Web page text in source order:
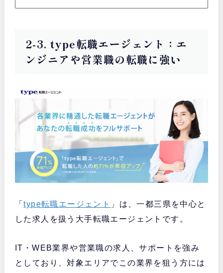
2-3. type転職エージェント：エ
ンジニアや営業職の転職に強い
「type転職エージェント 」は、一都三県を中心と
した求人を扱う大手転職エージェントです。
IT・WEB業界や営業職の求人、サポートを強み
としており、対象エリアでこの業界を狙う方には